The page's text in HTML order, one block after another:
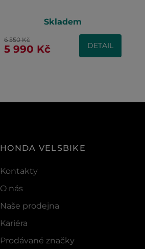
Skladem
6 550 Kč
5 990 Kč DETAIL
HONDA VELSBIKE
Kontakty
O nás
Naše prodejna
Kariéra
Prodávané značky